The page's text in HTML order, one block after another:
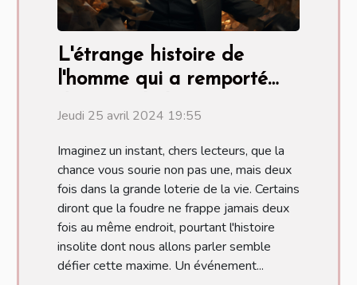
L'étrange histoire de
l'homme qui a remporté
Jeudi 25 avril 2024 19:55
Imaginez un instant, chers lecteurs, que la
chance vous sourie non pas une, mais deux
fois dans la grande loterie de la vie. Certains
diront que la foudre ne frappe jamais deux
fois au même endroit, pourtant l'histoire
insolite dont nous allons parler semble
défier cette maxime. Un événement...